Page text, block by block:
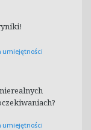
umiejętności
umiejętności